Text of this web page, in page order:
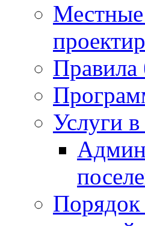
Местные
Правила
Услуги в
Порядок